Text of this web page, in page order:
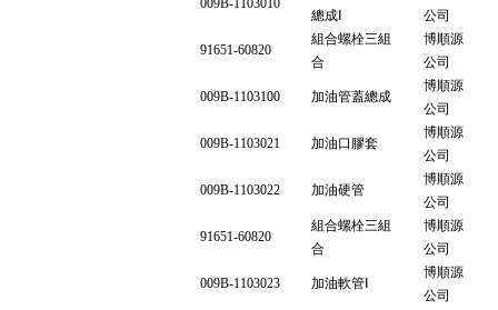
009B-1103010
總成Ⅰ
公司
91651-60820
組合螺栓三組
合
博順源
公司
009B-1103100 加油管蓋總成
博順源
公司
009B-1103021 加油口膠套
博順源
公司
009B-1103022 加油硬管
博順源
公司
91651-60820
組合螺栓三組
合
博順源
公司
009B-1103023 加油軟管Ⅰ
博順源
公司